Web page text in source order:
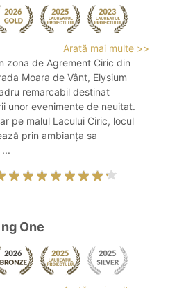
Arată mai multe >>
zona de Agrement Ciric din
Moara de Vânt, Elysium
remarcabil destinat
unor evenimente de neuitat.
pe malul Lacului Ciric, locul
prin ambianța sa
One